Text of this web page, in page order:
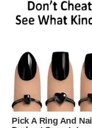
WAHANA
ADVOKAT
WAHANA
INFRASTRUKTUR
WAHANA
KONSUMEN
WAHANA